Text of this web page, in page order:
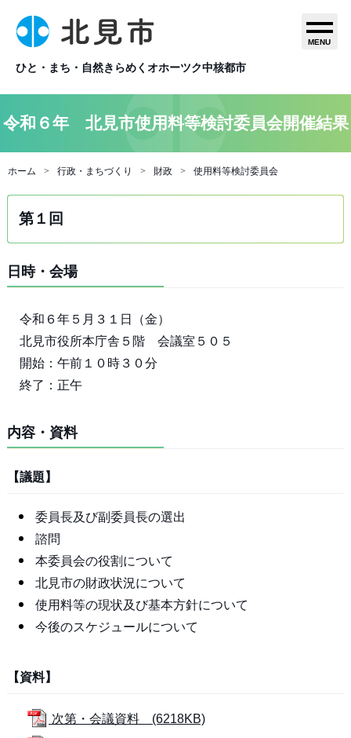
ひと・まち・自然きらめくオホーツク中核都市
MENU
令和６年 北見市使用料等検討委員会開催結果
ホーム 行政・まちづくり 財政 使用料等検討委員会
第１回
日時・会場
令和６年５月３１日（金）
北見市役所本庁舎５階 会議室５０５
開始：午前１０時３０分
終了：正午
内容・資料
【議題】
委員長及び副委員長の選出
諮問
本委員会の役割について
北見市の財政状況について
使用料等の現状及び基本方針について
今後のスケジュールについて
【資料】
次第・会議資料 (6218KB)